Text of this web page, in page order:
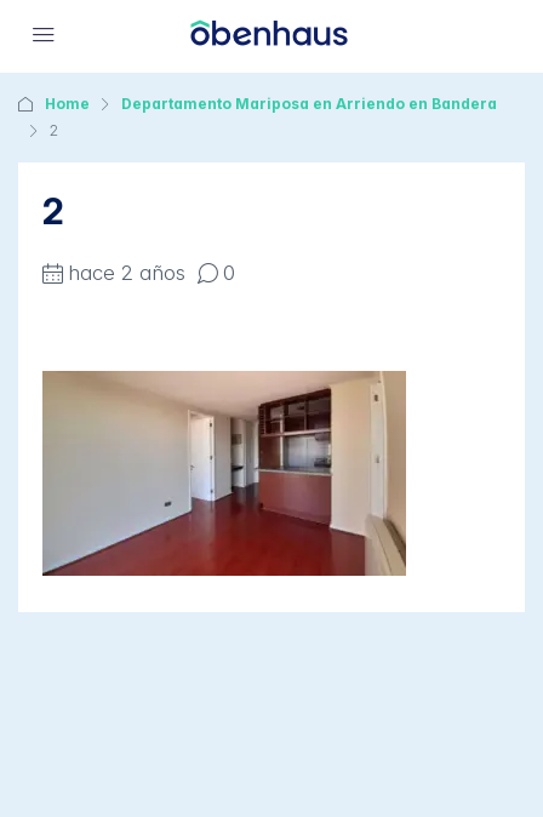
Home
Departamento Mariposa en Arriendo en Bandera
2
2
hace 2 años 0